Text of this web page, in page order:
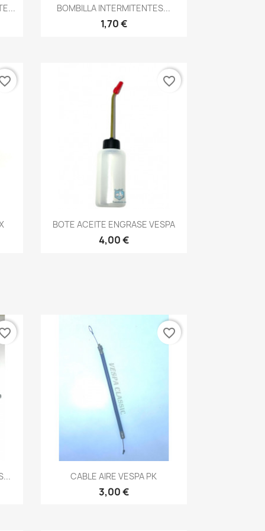
Vista rápida
BOMBILLA INTERMITENTES...
1,70 €
Vista rápida
BOTE ACEITE ENGRASE VESPA
4,00 €
favorite_border
Vista rápida
CABLE AIRE VESPA PK
3,00 €
favorite_border